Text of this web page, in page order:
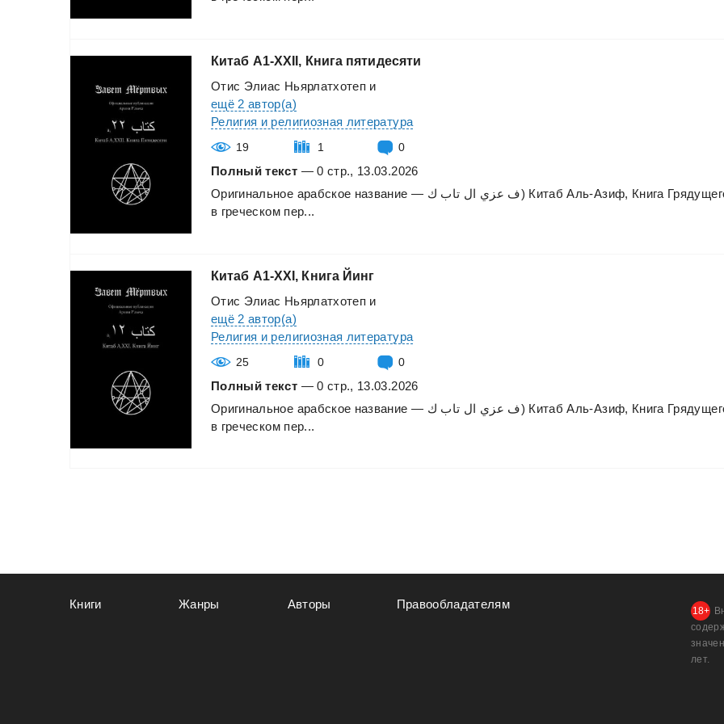
Китаб A1-XXII, Книга пятидесяти
Отис Элиас Ньярлатхотеп и
ещё 2 автор(а)
Религия и религиозная литература
19 1 0
Полный текст — 0 стр., 13.03.2026
Оригинальное арабское название — ف عزي ال تاب ك) Китаб Аль-Азиф, Книга
в греческом пер...
Китаб A1-XXI, Книга Йинг
Отис Элиас Ньярлатхотеп и
ещё 2 автор(а)
Религия и религиозная литература
25 0 0
Полный текст — 0 стр., 13.03.2026
Оригинальное арабское название — ف عزي ال تاب ك) Китаб Аль-Азиф, Книга
в греческом пер...
Книги Жанры Авторы Правообладателям
лет.